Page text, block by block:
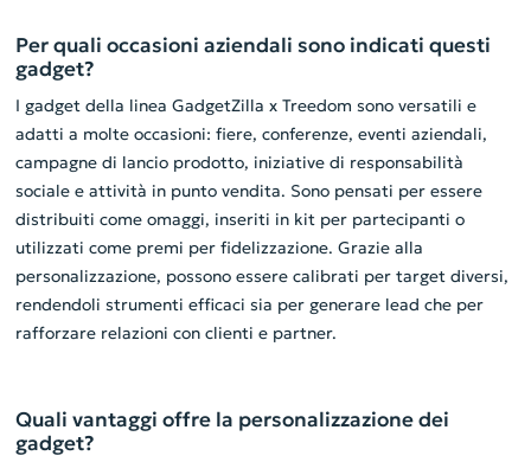
Per quali occasioni aziendali sono indicati questi
gadget?
I gadget della linea GadgetZilla x Treedom sono versatili e
adatti a molte occasioni: fiere, conferenze, eventi aziendali,
campagne di lancio prodotto, iniziative di responsabilità
sociale e attività in punto vendita. Sono pensati per essere
distribuiti come omaggi, inseriti in kit per partecipanti o
utilizzati come premi per fidelizzazione. Grazie alla
personalizzazione, possono essere calibrati per target diversi,
rendendoli strumenti efficaci sia per generare lead che per
rafforzare relazioni con clienti e partner.
Quali vantaggi offre la personalizzazione dei
gadget?